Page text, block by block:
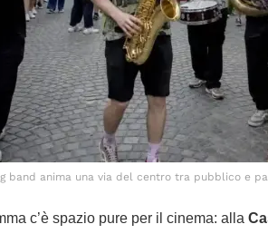
band anima una via del centro tra pubblico e
c’è spazio pure per il cinema: alla